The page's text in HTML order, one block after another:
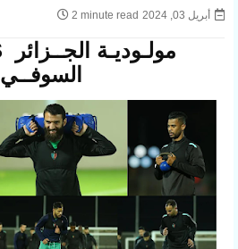
أبريل 03, 2024 2 minute read
السوفــي